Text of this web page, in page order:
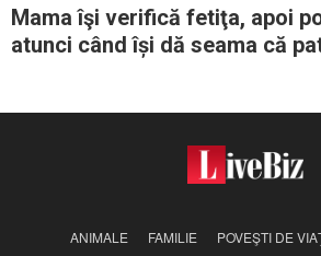
Mama îşi verifică fetiţa, apoi
atunci când își dă seama că
ANIMALE FAMILIE POVEŞTI DE